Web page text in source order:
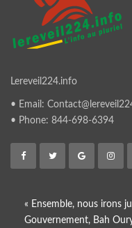
Lereveil224.info
• Email:
• Phone: 844-698-6394
« Ensemble, nous irons
Gouvernement, Bah